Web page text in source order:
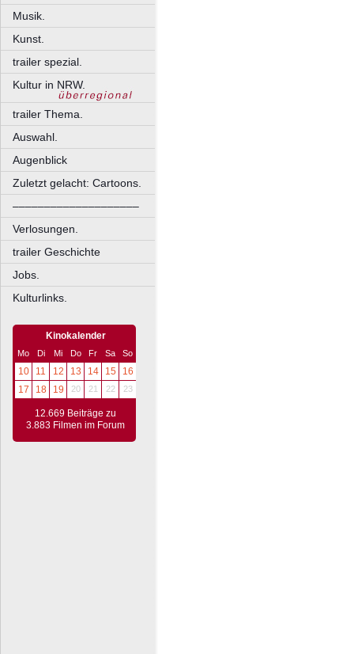
Musik.
Kunst.
trailer spezial.
Kultur in NRW.
trailer Thema.
Auswahl.
Augenblick
Zuletzt gelacht: Cartoons.
––––––––––––––––––––
Verlosungen.
trailer Geschichte
Jobs.
Kulturlinks.
Kinokalender
Mo Di Mi Do Fr Sa So
10 11 12 13 14 15
16
17
18 19 20 21 22 23
12.669 Beiträge zu
3.883 Filmen im Forum